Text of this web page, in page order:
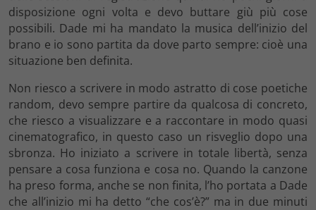
disposizione ogni volta e devo buttare giù più cose
possibili. Dade mi ha mandato la musica dell’inizio del
brano e io sono partita da dove parto sempre: cioè una
situazione ben definita.
Non riesco a scrivere in modo astratto di cose poetiche
random, devo sempre partire da qualcosa di concreto,
che riesco a visualizzare e a raccontare in modo quasi
cinematografico, in questo caso un risveglio dopo una
sbronza. Ho iniziato a scrivere in totale libertà, senza
pensare a cosa funziona e cosa no. Quando la canzone
ha preso forma, anche se non finita, l’ho portata a Dade
che all’inizio mi ha detto “che cos’è?” ma in due minuti